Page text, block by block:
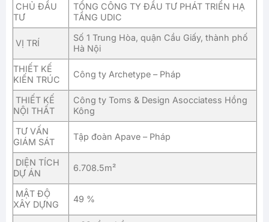
CHỦ ĐẦU
TƯ
TỔNG CÔNG TY ĐẦU TƯ PHÁT TRIỂN HẠ
TẦNG UDIC
VỊ TRÍ
Số 1 Trung Hòa, quận Cầu Giấy, thành phố
Hà Nội
THIẾT KẾ
KIẾN TRÚC
Công ty Archetype – Pháp
THIẾT KẾ
NỘI THẤT
Công ty Toms & Design Asocciatess Hồng
Kông
TƯ VẤN
GIÁM SÁT
Tập đoàn Apave – Pháp
DIỆN TÍCH
DỰ ÁN
6.708.5m²
MẬT ĐỘ
XÂY DỰNG
49 %